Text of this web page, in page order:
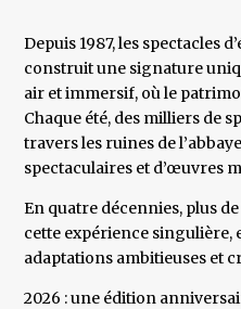
Depuis 1987, les spectacles
construit une signature
air et immersif, où le
Chaque été, des milliers de
travers les ruines de
spectaculaires et d’œuvres
En quatre décennies, plus
cette expérience singulière,
adaptations ambitieuses et
2026 : une édition